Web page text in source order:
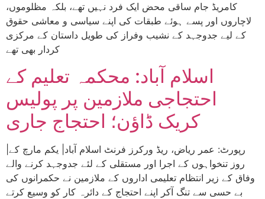
کامریڈ جام ساقی محض ایک فرد نہیں تھے، بلکہ مظلوموں،
لاچاروں اور پسے ہوئے طبقات کی اپنے سیاسی و معاشی حقوق
کے لیے جدوجہد کے نشیب وفراز کی طویل داستان کے مرکزی
کردار بھی تھے
اسلام آباد: محکمہ تعلیم کے
احتجاجی ملازمین پر پولیس
کریک ڈاؤن؛ احتجاج جاری
روز تنخواہوں کے اجرا اور مستقلی کے لئے جدوجہد کرنے والے
وفاق کے زیر انتظام تعلیمی اداروں کے ملازمین نے حکمرانوں کی
بے حسی سے تنگ آکر اپنے احتجاج کے دائرہ کار کو وسیع کرتے